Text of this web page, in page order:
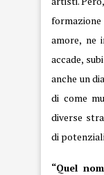
amore, ne
accade,
anche un
di come
diverse
di
“Quel